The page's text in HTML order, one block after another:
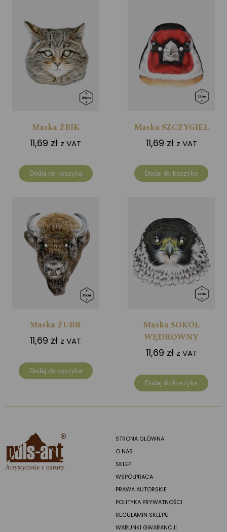
Maska ŻBIK
11,69 zł z VAT
Dodaj do koszyka
Maska SZCZYGIEŁ
11,69 zł z VAT
Dodaj do koszyka
Maska ŻUBR
11,69 zł z VAT
Dodaj do koszyka
Maska SOKÓŁ
WĘDROWNY
11,69 zł z VAT
Dodaj do koszyka
STRONA GŁÓWNA
O NAS
SKLEP
WSPÓŁPRACA
PRAWA AUTORSKIE
POLITYKA PRYWATNOŚCI
REGULAMIN SKLEPU
WARUNKI GWARANCJI